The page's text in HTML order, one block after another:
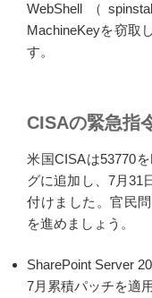
WebShell（
MachineKeyを窃取
す。
CISAの緊急指
米国CISAは53770
グに追加し、7月31
付けました。官民
を進めましょう。
SharePoint Server
7月累積パッチを適